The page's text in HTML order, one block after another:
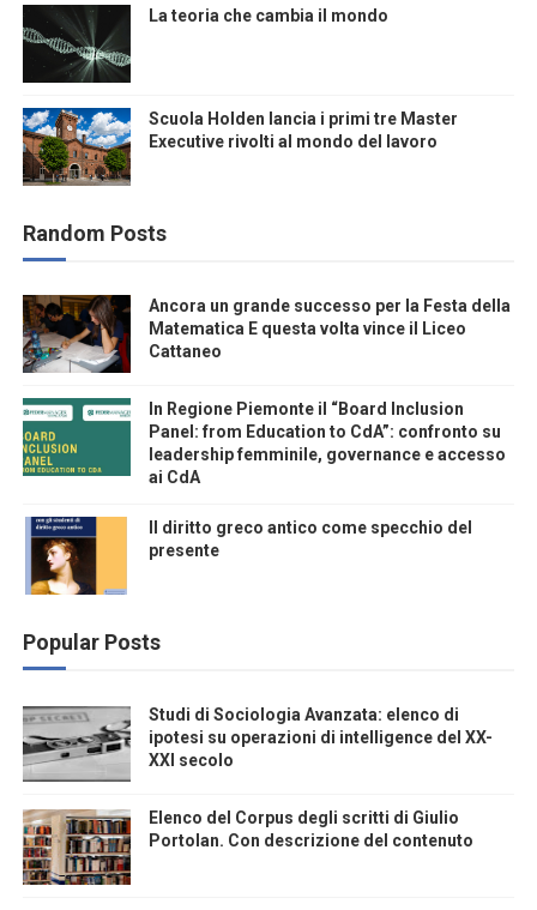
La teoria che cambia il mondo
Scuola Holden lancia i primi tre Master
Executive rivolti al mondo del lavoro
Random Posts
Ancora un grande successo per la Festa della
Matematica E questa volta vince il Liceo
Cattaneo
In Regione Piemonte il “Board Inclusion
Panel: from Education to CdA”: confronto su
leadership femminile, governance e accesso
ai CdA
Il diritto greco antico come specchio del
presente
Popular Posts
Studi di Sociologia Avanzata: elenco di
ipotesi su operazioni di intelligence del XX-
XXI secolo
Elenco del Corpus degli scritti di Giulio
Portolan. Con descrizione del contenuto